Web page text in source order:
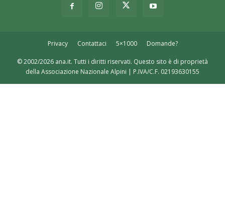
Privacy Contattaci 5×1000 Domande?
© 2002/2026 ana.it. Tutti i diritti riservati. Questo sito è di proprietà
della Associazione Nazionale Alpini | P.IVA/C.F. 02193630155